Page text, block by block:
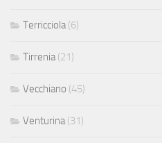
Terricciola (6)
Tirrenia (21)
Vecchiano (45)
Venturina (31)